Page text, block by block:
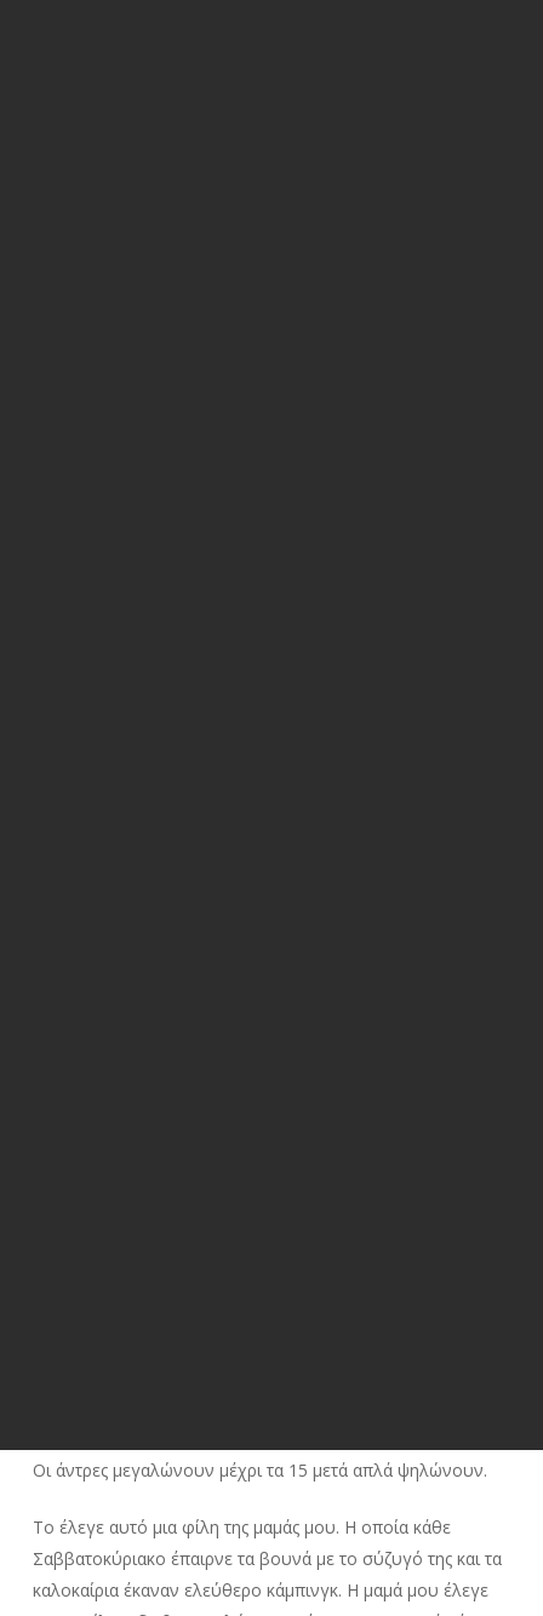
Οι άντρες μεγαλώνουν μέχρι τα 15 μετά απλά ψηλώνουν.
Το έλεγε αυτό μια φίλη της μαμάς μου. Η οποία κάθε
Σαββατοκύριακο έπαιρνε τα βουνά με το σύζυγό της και τα
καλοκαίρια έκαναν ελεύθερο κάμπινγκ. Η μαμά μου έλεγε